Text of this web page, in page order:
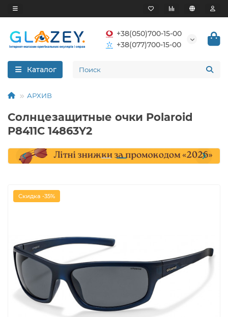
+38(050)700-15-00
+38(077)700-15-00
Каталог
АРХИВ
Солнцезащитные очки Polaroid
P8411C 14863Y2
Скидка -35%